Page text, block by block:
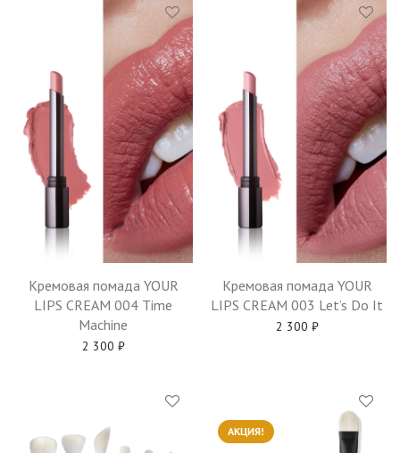
Кремовая помада YOUR
LIPS CREAM 004 Time
Machine
2 300 ₽
Кремовая помада YOUR
LIPS CREAM 003 Let’s Do It
2 300 ₽
АКЦИЯ!